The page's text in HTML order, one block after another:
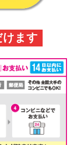
けます